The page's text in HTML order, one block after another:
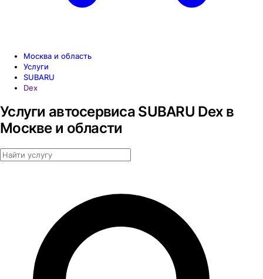
Москва и область
Услуги
SUBARU
Dex
Услуги автосервиса SUBARU Dex в
Москве и области